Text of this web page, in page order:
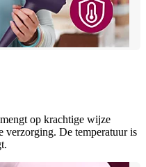
op krachtige wijze
verzorging. De temperatuur is